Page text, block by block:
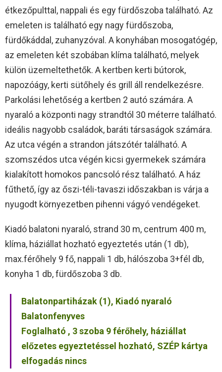
étkezőpulttal, nappali és egy fürdőszoba található. Az
emeleten is található egy nagy fürdőszoba,
fürdőkáddal, zuhanyzóval. A konyhában mosogatógép,
az emeleten két szobában klíma található, melyek
külön üzemeltethetők. A kertben kerti bútorok,
napozóágy, kerti sütőhely és grill áll rendelkezésre.
Parkolási lehetőség a kertben 2 autó számára. A
nyaraló a központi nagy strandtól 30 méterre található.
ideális nagyobb családok, baráti társaságok számára.
Az utca végén a strandon játszótér található. A
szomszédos utca végén kicsi gyermekek számára
kialakított homokos pancsoló rész található. A ház
fűthető, így az őszi-téli-tavaszi időszakban is várja a
nyugodt környezetben pihenni vágyó vendégeket.
Kiadó balatoni nyaraló, strand 30 m, centrum 400 m,
klíma, háziállat hozható egyeztetés után (1 db),
max.férőhely 9 fő, nappali 1 db, hálószoba 3+fél db,
konyha 1 db, fürdőszoba 3 db.
Balatonpartiházak (1), Kiadó nyaraló
Balatonfenyves
Foglalható , 3 szoba 9 férőhely, háziállat
előzetes egyeztetéssel hozható, SZÉP kártya
elfogadás nincs